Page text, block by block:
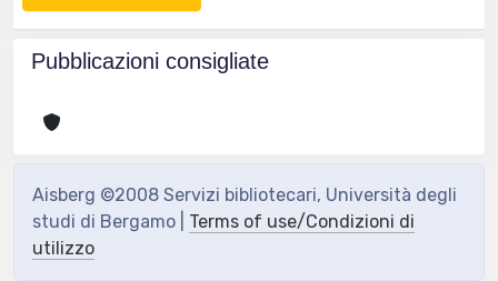
Pubblicazioni consigliate
Aisberg ©2008 Servizi bibliotecari, Università degli
studi di Bergamo | Terms of use/Condizioni di
utilizzo